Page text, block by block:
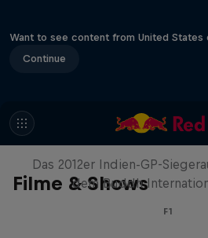
Want to see content from United States
Continue
Filme & Shows
Formel-1-Auto kehrt
zurück
Das 2012er Indien-GP-
dem Buddh
F1